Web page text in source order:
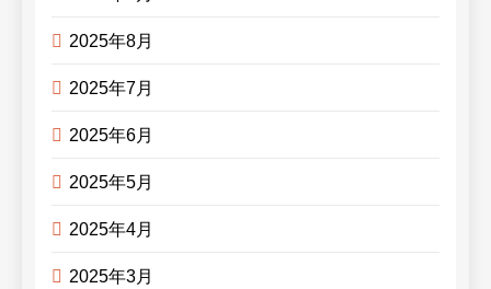
2025年8月
2025年7月
2025年6月
2025年5月
2025年4月
2025年3月